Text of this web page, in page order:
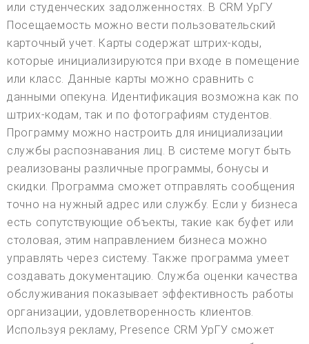
или студенческих задолженностях. В CRM УрГУ
Посещаемость можно вести пользовательский
карточный учет. Карты содержат штрих-коды,
которые инициализируются при входе в помещение
или класс. Данные карты можно сравнить с
данными опекуна. Идентификация возможна как по
штрих-кодам, так и по фотографиям студентов.
Программу можно настроить для инициализации
службы распознавания лиц. В системе могут быть
реализованы различные программы, бонусы и
скидки. Программа сможет отправлять сообщения
точно на нужный адрес или службу. Если у бизнеса
есть сопутствующие объекты, такие как буфет или
столовая, этим направлением бизнеса можно
управлять через систему. Также программа умеет
создавать документацию. Служба оценки качества
обслуживания показывает эффективность работы
организации, удовлетворенность клиентов.
Используя рекламу, Presence CRM УрГУ сможет